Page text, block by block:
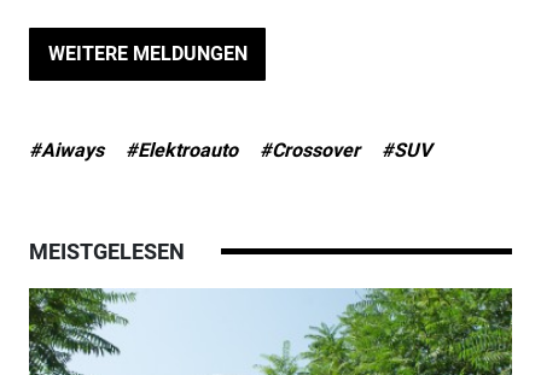
WEITERE MELDUNGEN
#Aiways #Elektroauto #Crossover #SUV
MEISTGELESEN